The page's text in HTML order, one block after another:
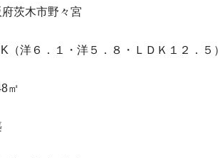
府茨木市野々宮
（洋６．１・洋５．８・ＬＤＫ１２．５）
㎡